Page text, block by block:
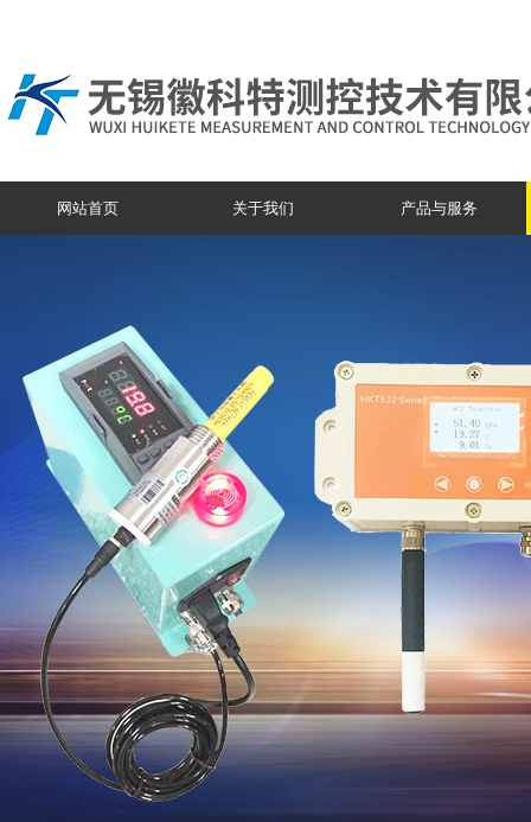
网站首页 关于我们 产品与服务